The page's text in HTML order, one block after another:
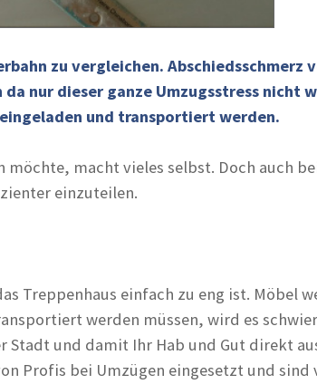
zu vergleichen. Abschiedsschmerz
nur dieser ganze Umzugsstress nicht
und transportiert werden.
möchte, macht vieles selbst. Doch auch
einzuteilen.
Treppenhaus einfach zu eng ist. Möbel
werden müssen, wird es
Stadt und damit Ihr Hab und Gut direkt
Profis bei Umzügen eingesetzt und